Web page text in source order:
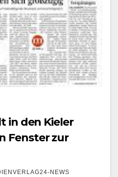
in den Kieler
Fenster zur
NEWS